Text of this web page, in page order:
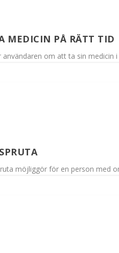
MEDICIN PÅ RÄTT TID
om att ta sin medicin i
möjliggör för en person med